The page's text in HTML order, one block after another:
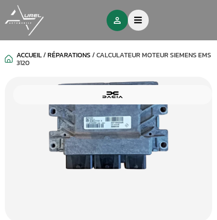
ACCUEIL/RÉPARATIONS/CALCULATEUR MOTEUR SIEMENS EMS
3120